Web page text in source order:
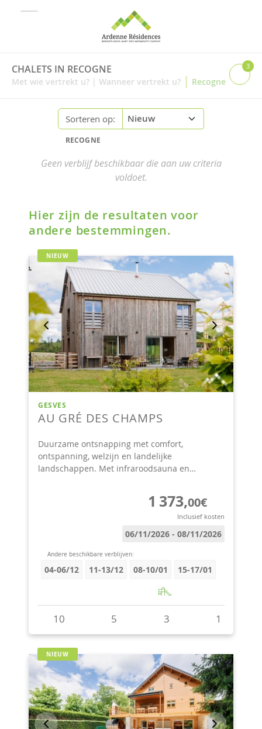
CHALETS IN RECOGNE
Met wie vertrekt u? | Wanneer vertrekt u? | Recogne
3
Sorteren op:
RECOGNE
Geen verblijf beschikbaar die aan uw criteria
voldoet.
Hier zijn de resultaten voor
andere bestemmingen.